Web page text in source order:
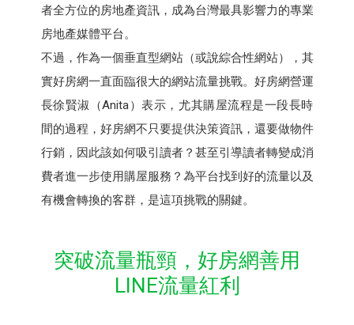
者全方位的房地產資訊，成為台灣最具影響力的專業
房地產媒體平台。
不過，作為一個垂直型網站（或說綜合性網站），其
實好房網一直面臨很大的網站流量挑戰。好房網營運
長徐賢淑（Anita）表示，尤其購屋流程是一段長時
間的過程，好房網不只要提供決策資訊，還要做物件
行銷，因此該如何吸引讀者？甚至引導讀者轉變成消
費者進一步使用購屋服務？為平台找到好的流量以及
有機會轉換的客群，是這項挑戰的關鍵。
突破流量瓶頸，好房網善用
LINE流量紅利